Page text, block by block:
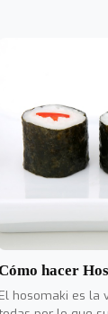
hacer
El hosomaki es la